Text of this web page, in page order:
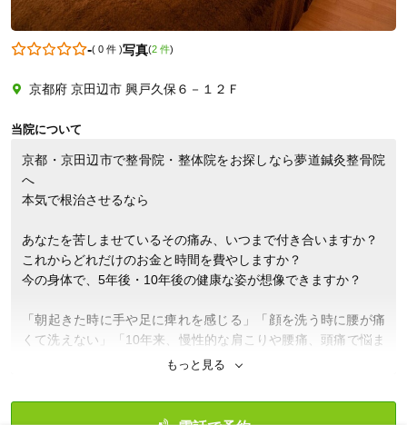
-( 0 件)写真(2 件)
京都府 京田辺市 興戸久保６－１２Ｆ
当院について
京都・京田辺市で整骨院・整体院をお探しなら夢道鍼灸整骨院
へ
本気で根治させるなら
あなたを苦しませているその痛み、いつまで付き合いますか？
これからどれだけのお金と時間を費やしますか？
今の身体で、5年後・10年後の健康な姿が想像できますか？
「朝起きた時に手や足に痺れを感じる」「顔を洗う時に腰が痛
くて洗えない」「10年来、慢性的な肩こりや腰痛、頭痛で悩ま
されている」といったお悩みをお持ちになっている方は、ぜひ
い！
今こそ、本気で身体に向き合うときが来たのです！
もっと見る
「健康にはりを見た」
0774630303